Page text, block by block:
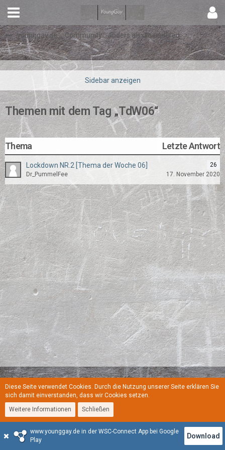
younggay.de ::: Community :: anders als die anderen
Themen mit dem Tag „TdW06“
Thema Letzte Antwort
Lockdown NR.2 [Thema der Woche 06]
26
Dr_PummelFee
17. November 2020
Regeln Datenschutzerklärung Kontakt
Stil:YoungGay
Community-Software:WoltLab Suite™
www.younggay.de in der WSC-Connect App bei Google
Play
Download
Diese Seite verwendet Cookies. Durch die Nutzung unserer Seite erklären Sie
sich damit einverstanden, dass wir Cookies setzen.
Weitere Informationen
Schließen